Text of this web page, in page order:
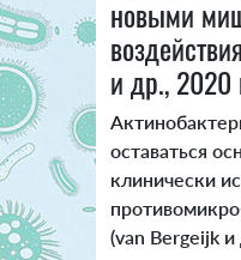
новыми
и др., 2020
оставаться
клинически
(van Bergeijk